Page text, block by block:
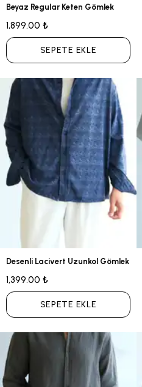
Beyaz Regular Keten Gömlek
1,899.00 ₺
SEPETE EKLE
Desenli Lacivert Uzunkol Gömlek
1,399.00 ₺
SEPETE EKLE